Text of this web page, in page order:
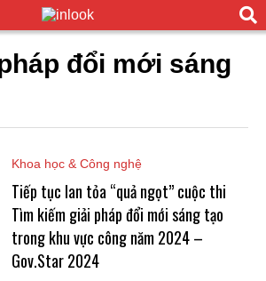
đổi mới sáng
Khoa học & Công nghệ
Tiếp tục lan tỏa “quả ngọt” cuộc thi
Tìm kiếm giải pháp đổi mới sáng tạo
trong khu vực công năm 2024 –
Gov.Star 2024